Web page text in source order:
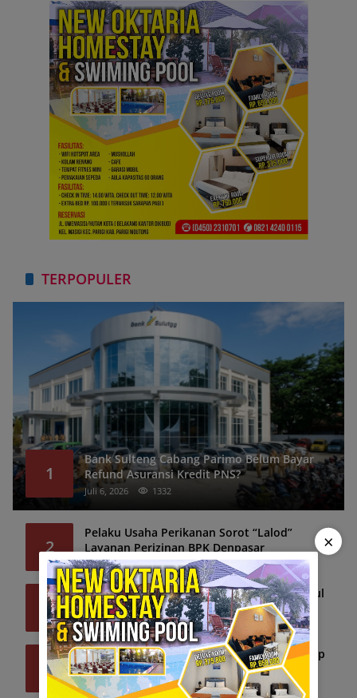
TERPOPULER
1
Bank Sulteng Cabang Parimo Belum Bayar
Refund Asuransi Kredit PNS?
Juli 6, 2026 1332
2
Pelaku Usaha Perikanan Sorot “Lalod”
Layanan Perizinan BPK Denpasar
Juni 9, 2026 266
3
Simsalabim! Ekskavator Hilang, Lalu Muncul
Lagi di Tombi
Juni 24, 2026 248
4
Parimo Dilanda Bencana, Bupati dan Wabup
Pilih Hadiri Penas
Juni 22, 2026 232
×